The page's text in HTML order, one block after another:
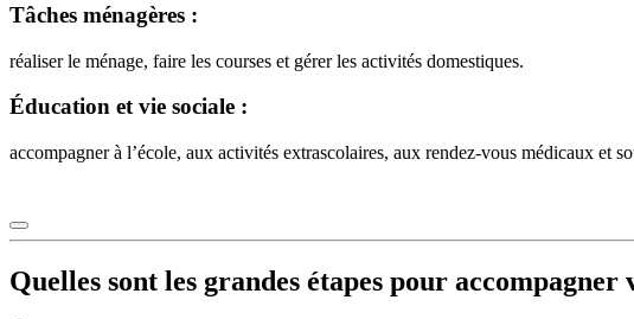
Tâches ménagères :
réaliser le ménage, faire les courses et gérer les activités domestiques.
Éducation et vie sociale :
accompagner à l’école, aux activités extrascolaires, aux rendez-vous médicaux et
Quelles sont les grandes étapes pour